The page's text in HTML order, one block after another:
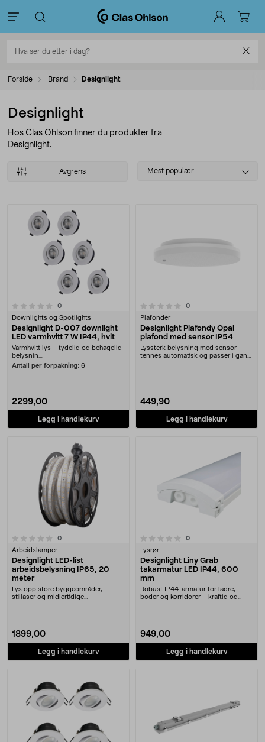
Forside Brand Designlight
Designlight
Hos Clas Ohlson finner du produkter fra
Designlight.
Avgrens
Select
Mest populær
Produkter
0anmeldelser
Downlights og Spotlights
Designlight D-007 downlight
LED varmhvitt 7 W IP44, hvit
Varmhvitt lys – tydelig og behagelig
belysnin....
Antall per forpakning: 6
2299,00
Legg i handlekurv
0.0 av 5 stjerner 0anmeldelser
Plafonder
Designlight Plafondy Opal
plafond med sensor IP54
Lyssterk belysning med sensor –
tennes automatisk og passer i gang
449,90
Legg i handlekurv
0anmeldelser
Arbeidslamper
Designlight LED-list
arbeidsbelysning IP65, 20
meter
Lys opp store byggeområder,
stillaser og midlertidige
1899,00
Legg i handlekurv
0.0 av 5 stjerner 0anmeldelser
Lysrør
Designlight Liny Grab
takarmatur LED IP44, 600
mm
Robust IP44-armatur for lagre,
boder og korridorer – kraftig og
949,00
Legg i handlekurv